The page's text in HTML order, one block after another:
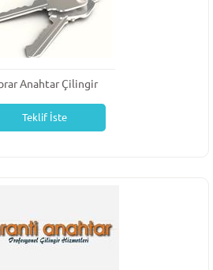
Anahtar Çilingir
Teklif İste